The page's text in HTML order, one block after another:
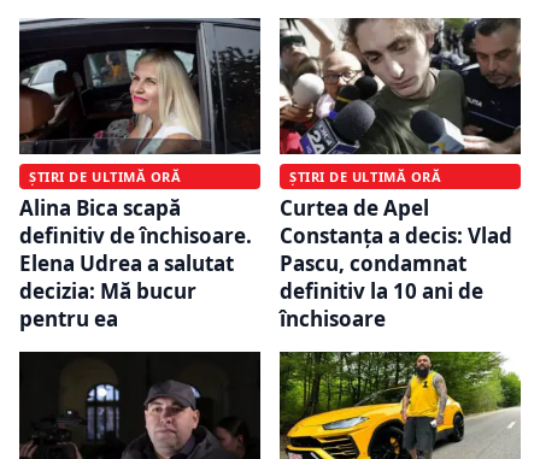
ȘTIRI DE ULTIMĂ ORĂ
Alina Bica scapă
definitiv de închisoare.
Elena Udrea a salutat
decizia: Mă bucur
pentru ea
ȘTIRI DE ULTIMĂ ORĂ
Curtea de Apel
Constanța a decis: Vlad
Pascu, condamnat
definitiv la 10 ani de
închisoare